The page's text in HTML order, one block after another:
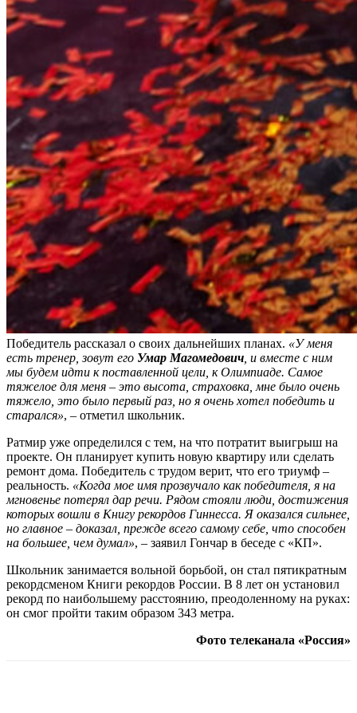
Победитель рассказал о своих дальнейших планах. «У меня
есть тренер, зовут его Умар Магомедович , и вместе с ним
мы будем идти к поставленной цели, к Олимпиаде. Самое
тяжелое для меня – это высота, страховка, мне было очень
тяжело, это было первый раз, но я очень хотел победить и
старался», – отметил школьник.
Ратмир уже определился с тем, на что потратит выигрыш на
проекте. Он планирует купить новую квартиру или сделать
ремонт дома. Победитель с трудом верит, что его триумф –
реальность. «Когда мое имя прозвучало как победителя, я на
мгновенье потерял дар речи. Рядом стояли люди, достижения
которых вошли в Книгу рекордов Гиннесса. Я оказался сильнее,
но главное – доказал, прежде всего самому себе, что способен
на большее, чем думал», – заявил Гончар в беседе с «КП».
Школьник занимается вольной борьбой, он стал пятикратным
рекордсменом Книги рекордов России. В 8 лет он установил
рекорд по наибольшему расстоянию, преодоленному на руках:
он смог пройти таким образом 343 метра.
Фото телеканала «Россия»